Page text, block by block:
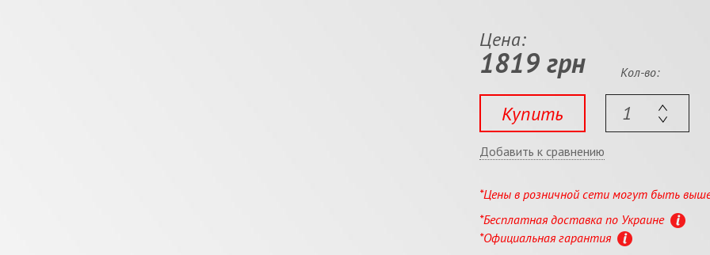
Цена:
1819 грн
Купить
Кол-во:
Добавить к сравнению
*Цены в розничной сети могут быть
*Бесплатная доставка по Украине
*Официальная гарантия